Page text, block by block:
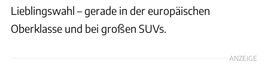
Lieblingswahl – gerade in der europäischen
Oberklasse und bei großen SUVs.
ANZEIGE